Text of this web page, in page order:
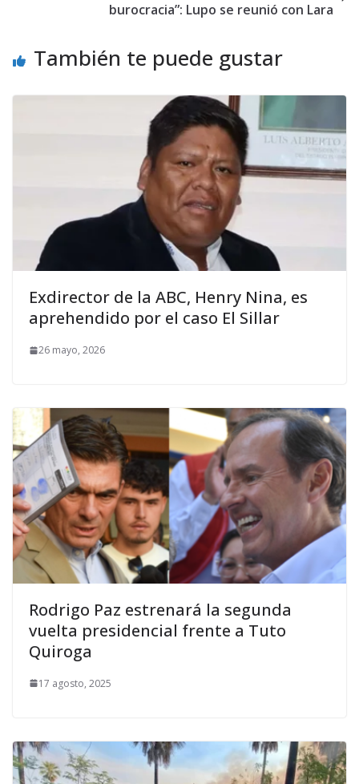
burocracia”: Lupo se reunió con Lara
También te puede gustar
Exdirector de la ABC, Henry Nina, es
aprehendido por el caso El Sillar
26 mayo, 2026
Rodrigo Paz estrenará la segunda
vuelta presidencial frente a Tuto
Quiroga
17 agosto, 2025